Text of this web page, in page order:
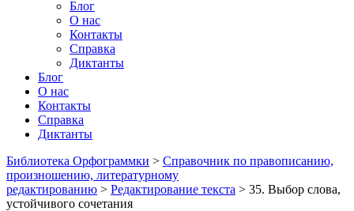
Блог
О нас
Контакты
Справка
Диктанты
Блог
О нас
Контакты
Справка
Диктанты
Библиотека Орфограммки > Справочник по правописанию,
произношению, литературному
редактированию > Редактирование текста > 35. Выбор слова,
устойчивого сочетания